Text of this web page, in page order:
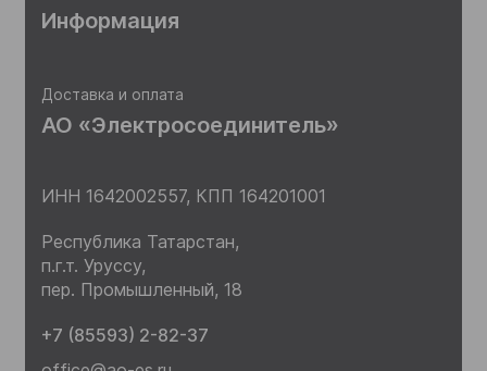
АО «Электросоединитель»
ИНН 1642002557, КПП 164201001
Республика Татарстан,
п.г.т. Уруссу,
пер. Промышленный, 18
+7 (85593) 2-82-37
Информация
Доставка и оплата